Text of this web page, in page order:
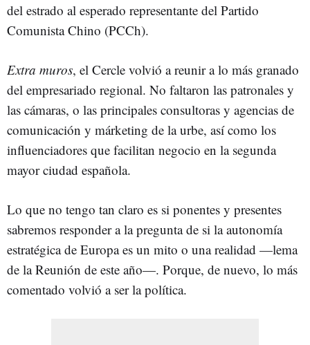
del estrado al esperado representante del Partido
Comunista Chino (PCCh).
Extra muros, el Cercle volvió a reunir a lo más granado
del empresariado regional. No faltaron las patronales y
las cámaras, o las principales consultoras y agencias de
comunicación y márketing de la urbe, así como los
influenciadores que facilitan negocio en la segunda
mayor ciudad española.
Lo que no tengo tan claro es si ponentes y presentes
sabremos responder a la pregunta de si la autonomía
estratégica de Europa es un mito o una realidad —lema
de la Reunión de este año—. Porque, de nuevo, lo más
comentado volvió a ser la política.